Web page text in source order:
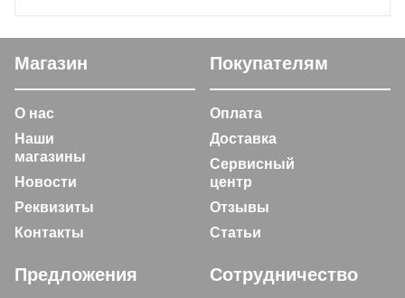
Магазин
О нас
Наши
магазины
Новости
Реквизиты
Контакты
Покупателям
Оплата
Доставка
Сервисный
центр
Отзывы
Статьи
Предложения Сотрудничество